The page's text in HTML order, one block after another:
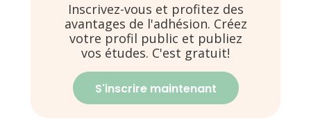
Inscrivez-vous et profitez des
avantages de l'adhésion. Créez
votre profil public et publiez
vos études. C'est gratuit!
S'inscrire maintenant